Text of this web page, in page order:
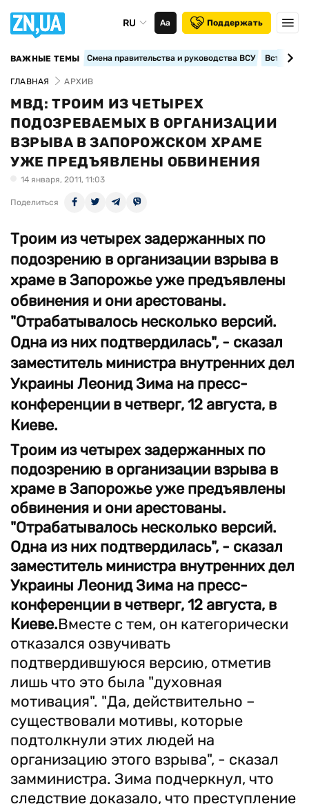
RU Аа Поддержать
ВАЖНЫЕ ТЕМЫ Смена правительства и руководства ВСУ
ГЛАВНАЯ АРХИВ
МВД: ТРОИМ ИЗ ЧЕТЫРЕХ
ПОДОЗРЕВАЕМЫХ В ОРГАНИЗАЦИИ
ВЗРЫВА В ЗАПОРОЖСКОМ ХРАМЕ
УЖЕ ПРЕДЪЯВЛЕНЫ ОБВИНЕНИЯ
14 января, 2011, 11:03
Поделиться
Троим из четырех задержанных по
подозрению в организации взрыва в
храме в Запорожье уже предъявлены
обвинения и они арестованы.
"Отрабатывалось несколько версий.
Одна из них подтвердилась", - сказал
заместитель министра внутренних дел
Украины Леонид Зима на пресс-
конференции в четверг, 12 августа, в
Киеве.
Троим из четырех задержанных по
подозрению в организации взрыва в
храме в Запорожье уже предъявлены
обвинения и они арестованы.
"Отрабатывалось несколько версий.
Одна из них подтвердилась", - сказал
заместитель министра внутренних дел
Украины Леонид Зима на пресс-
конференции в четверг, 12 августа, в
Киеве.Вместе с тем, он категорически
отказался озвучивать
подтвердившуюся версию, отметив
лишь что это была "духовная
мотивация". "Да, действительно –
существовали мотивы, которые
подтолкнули этих людей на
организацию этого взрыва", - сказал
замминистра. Зима подчеркнул, что
следствие доказало, что преступление